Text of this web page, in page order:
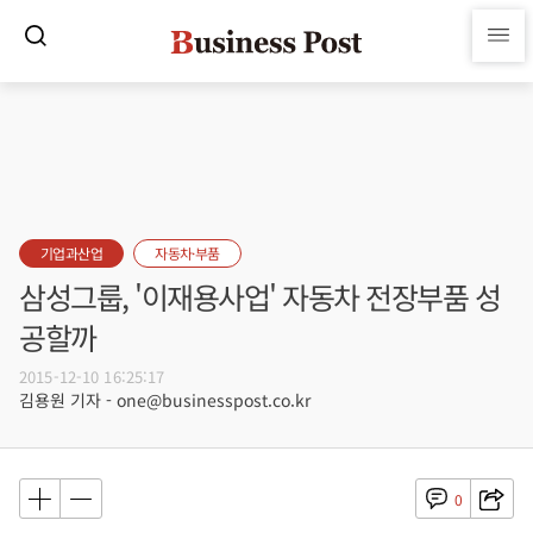
기업과산업 자동차·부품
삼성그룹, '이재용사업' 자동차 전장부품 성
공할까
2015-12-10 16:25:17
김용원 기자 - one@businesspost.co.kr
0